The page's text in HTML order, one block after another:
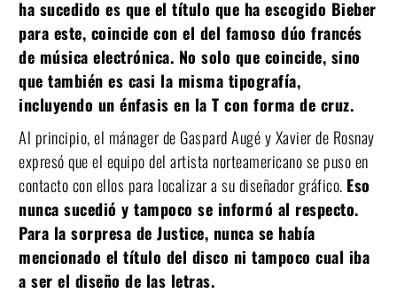
ha sucedido es que el título que ha escogido Bieber
para este, coincide con el del famoso dúo francés
de música electrónica. No solo que coincide, sino
que también es casi la misma tipografía,
incluyendo un énfasis en la T con forma de cruz.
Al principio, el mánager de Gaspard Augé y Xavier de Rosnay
expresó que el equipo del artista norteamericano se puso en
contacto con ellos para localizar a su diseñador gráfico. Eso
nunca sucedió y tampoco se informó al respecto.
Para la sorpresa de Justice, nunca se había
mencionado el título del disco ni tampoco cual iba
a ser el diseño de las letras.